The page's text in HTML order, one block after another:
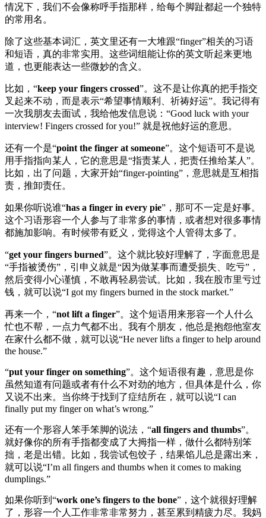
情况下，我们不会像称呼手指那样，给每个脚趾都起一个独特
的常用名。
除了这些基本词汇，英文里还有一大堆跟“finger”相关的习语
和短语，真的非常实用。这些词组能让你的英文听起来更地
道，也更能表达一些微妙的含义。
比如，“keep your fingers crossed”。这不是让你真的把手指交
叉起来不动，而是表示“希望事情顺利、祈祷好运”。我记得有
一次我朋友去面试，我给他发信息说：“Good luck with your
interview! Fingers crossed for you!” 就是祝他好运的意思。
还有一个是“point the finger at someone”。这个短语可不是说
用手指指向某人，它的意思是“指责某人，把责任推给某人”。
比如，出了问题，大家开始“finger-pointing”，意思就是互相指
责，推卸责任。
如果你听说谁“has a finger in every pie”，那可不一定是好事。
这个习语形容一个人参与了非常多的事情，或者想对很多事情
都施加影响。有时候带有贬义，觉得这个人管得太多了。
“get your fingers burned”。这个就比较好理解了，字面意思是
“手指被烫伤”，引申义就是“因为做某事而遭受损失、吃亏”，
然后变得小心谨慎，不敢再轻易尝试。比如，我在股市里亏过
钱，就可以说“I got my fingers burned in the stock market.”
再来一个，“not lift a finger”。这个短语用来形容一个人什么
忙也不帮，一点力气都不出。我有个朋友，他总是抱怨他室友
在家什么都不做，就可以说“He never lifts a finger to help around
the house.”
“put your finger on something”。这个短语很有趣，意思是你
虽然知道有问题或者有什么不对劲的地方，但具体是什么，你
又说不出来。当你终于找到了症结所在，就可以说“I can
finally put my finger on what’s wrong.”
还有一个形容人笨手笨脚的说法，“all fingers and thumbs”。
就好像你的所有手指都变成了大拇指一样，做什么都特别笨
拙，老是出错。比如，我尝试包饺子，结果馅儿总是露出来，
就可以说“I’m all fingers and thumbs when it comes to making
dumplings.”
如果你听到“work one’s fingers to the bone”，这个就很好理解
了，形容一个人工作非常非常努力，甚至累到精疲力尽。我妈